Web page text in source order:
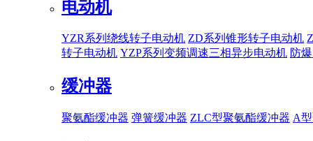
电动机
YZR系列绕线转子电动机 ZD系列锥形转子电动机
转子电动机 YZP系列变频调速三相异步电动机 防
缓冲器
聚氨酯缓冲器 弹簧缓冲器 ZLC型聚氨酯缓冲器 A